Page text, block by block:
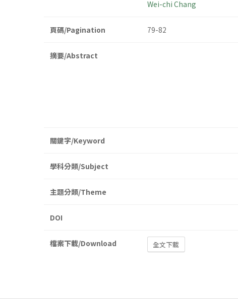
Wei-chi Chang
頁碼/Pagination 79-82
摘要/Abstract
關鍵字/Keyword
學科分類/Subject
主題分類/Theme
DOI
檔案下載/Download 全文下載